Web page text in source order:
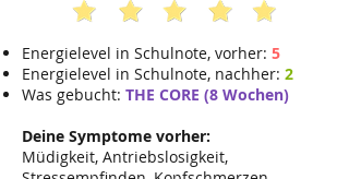
Energielevel in Schulnote, vorher: 5
Energielevel in Schulnote, nachher: 2
Was gebucht: THE CORE (8 Wochen)
Deine Symptome vorher:
Müdigkeit, Antriebslosigkeit,